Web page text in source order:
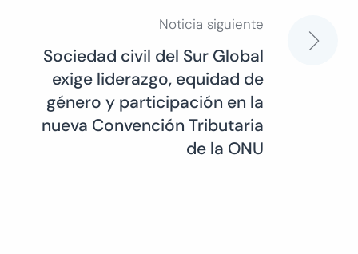
Noticia siguiente
Sociedad civil del Sur Global
exige liderazgo, equidad de
género y participación en la
nueva Convención Tributaria
de la ONU